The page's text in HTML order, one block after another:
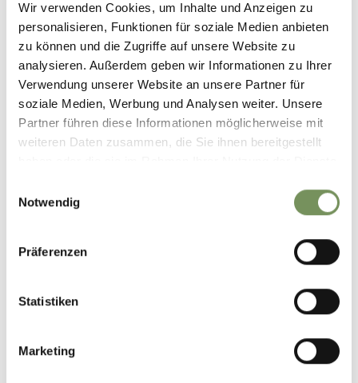
Wir verwenden Cookies, um Inhalte und Anzeigen zu
personalisieren, Funktionen für soziale Medien anbieten
zu können und die Zugriffe auf unsere Website zu
analysieren. Außerdem geben wir Informationen zu Ihrer
Verwendung unserer Website an unsere Partner für
soziale Medien, Werbung und Analysen weiter. Unsere
Partner führen diese Informationen möglicherweise mit
weiteren Daten zusammen, die Sie ihnen bereitgestellt
Notwendig
Präferenzen
Statistiken
Marketing
+
−